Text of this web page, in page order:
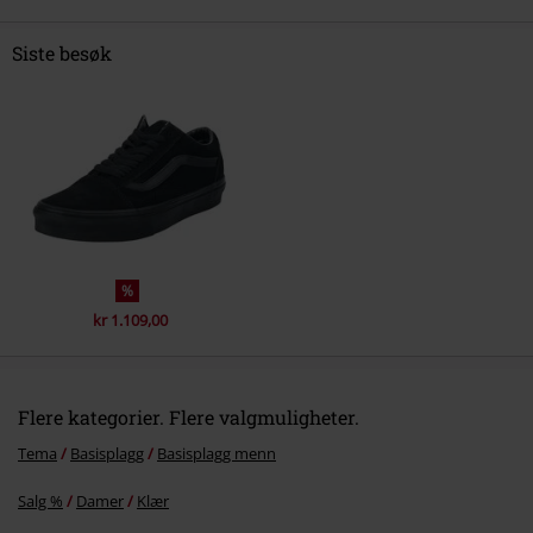
Siste besøk
%
kr 1.109,00
Flere kategorier. Flere valgmuligheter.
Tema Basisplagg Basisplagg menn
Salg % Damer Klær